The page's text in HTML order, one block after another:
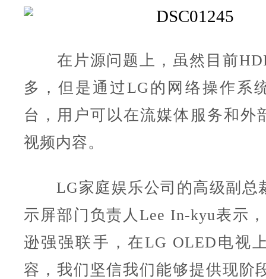
在片源问题上，虽然目前
多，但是通过LG的网络操作系
台，用户可以在流媒体服务和外
视频内容。
LG家庭娱乐公司的高级副总
示屏部门负责人Lee In-kyu表示
逊强强联手，在LG OLED电视
容，我们坚信我们能够提供现阶